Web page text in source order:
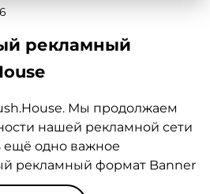
рекламный
Мы продолжаем
нашей рекламной сети
ещё одно важное
рекламный формат Banner
баннерная реклама, в чём